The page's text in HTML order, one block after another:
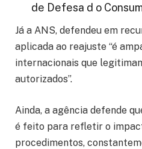
de Defesa d o
Já a ANS, defendeu em
aplicada ao reajuste “é
internacionais que
autorizados”.
Ainda, a agência defende
é feito para refletir o
procedimentos,